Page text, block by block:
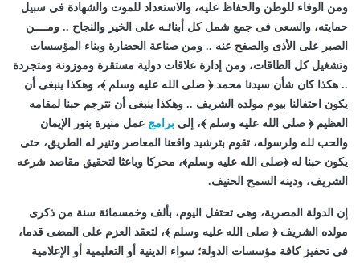
ومن الوفاء للوطن والحفاظ عليه، والاستعداد للموت والشهادة فى سبيل
حمايته، والسعى فى جمع شمل كل أبنائـه على الخير والنجاح .. ومــــن
الصبر على الأذى والصفح عنه .. ومن صناعة الحضارة وبناء المؤسسات
وتشغيل كل الطاقات، ومن إدارة علاقات دولية مستقرة وموزونة ومتجردة
.. هكذا كان شأن سيدنا محمد ﴿ صلى الله عليه وسلم ﴾، وهكذا ينبغى أن
يكون احتفالنا بيوم مولده الشريف .. وهكذا ينبغى أن نترجم حبنا لمقامه
العظيم ﴿ صلى الله عليه وسلم ﴾، إلى برامج عمل منيرة بنور الإيمان
والحب لله ولرسوله، تقوم بترشيد واقعنا المعاصر وتنير له الطريق، حتى
يكون حبنا له ﴿صلى الله عليه وسلم﴾، محركا وباعثا لتحقيق مقاصد شرعه
الشريف، ودينه السمح الحنيف.
إن الدولة المصرية، وهى تحتفل اليوم، بألف وخمسمائة سنة من ذكرى
مولده الشريف ﴿ صلى الله عليه وسلم ﴾، لتعقد العزم على المضى قدما،
فى تحفيز كافة مؤسسات الدولة؛ سواء الدينية أو التعليمية أو الإعلامية